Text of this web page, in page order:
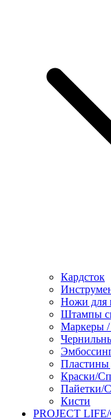
Кардсток
Ножи для
Штампы
Маркеры /
Пластины
Краски/
Пайетки/
Кисти
PROJECT